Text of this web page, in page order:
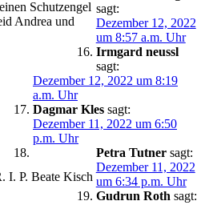
Schutzengel
Andrea und
I. P. Beate Kisch
sagt:
Dezember 12, 2022
um 8:57 a.m. Uhr
Irmgard neussl
sagt:
Dezember 12, 2022 um 8:19
a.m. Uhr
Dagmar Kles sagt:
Dezember 11, 2022 um 6:50
p.m. Uhr
Petra Tutner sagt:
Dezember 11, 2022
um 6:34 p.m. Uhr
Gudrun Roth sagt: